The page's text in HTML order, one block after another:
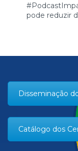
pode reduzir
Disseminação
Catálogo dos